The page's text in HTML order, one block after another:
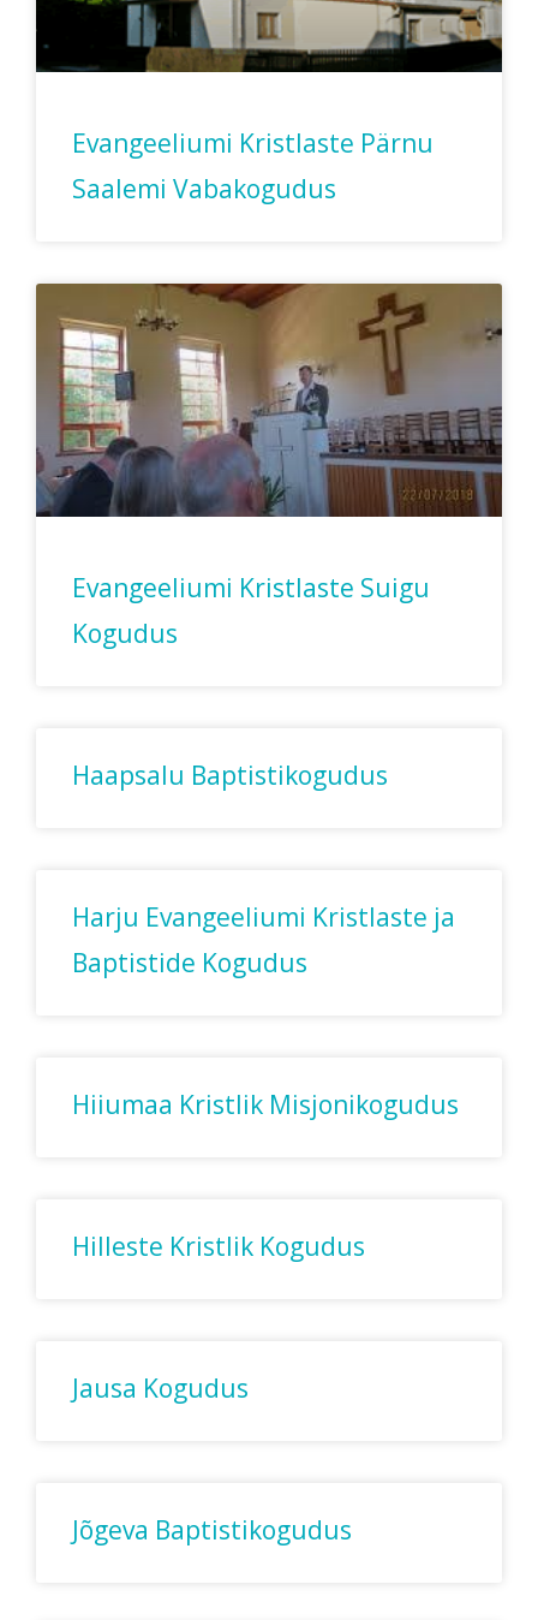
Evangeeliumi Kristlaste Pärnu
Saalemi Vabakogudus
Evangeeliumi Kristlaste Suigu
Kogudus
Haapsalu Baptistikogudus
Harju Evangeeliumi Kristlaste ja
Baptistide Kogudus
Hiiumaa Kristlik Misjonikogudus
Hilleste Kristlik Kogudus
Jausa Kogudus
Jõgeva Baptistikogudus